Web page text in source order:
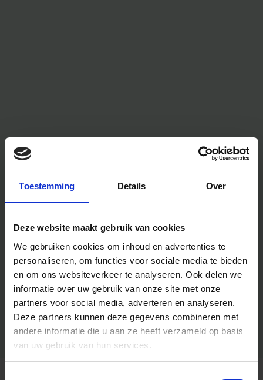
Toestemming Details Over
Deze website maakt gebruik van cookies
We gebruiken cookies om inhoud en advertenties te
personaliseren, om functies voor sociale media te bieden
en om ons websiteverkeer te analyseren. Ook delen we
informatie over uw gebruik van onze site met onze
partners voor social media, adverteren en analyseren.
Deze partners kunnen deze gegevens combineren met
andere informatie die u aan ze heeft verzameld op basis
van uw gebruik van hun services.